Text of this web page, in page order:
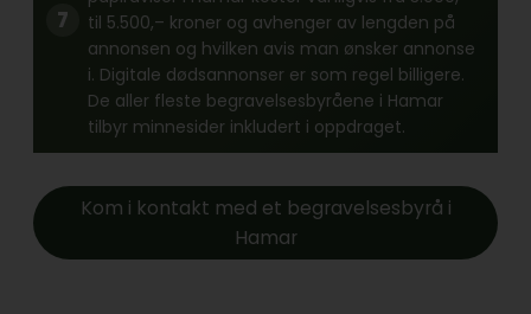
til 5.500,– kroner og avhenger av lengden på
annonsen og hvilken avis man ønsker annonse
i. Digitale dødsannonser er som regel billigere.
De aller fleste begravelsesbyråene i Hamar
tilbyr minnesider inkludert i oppdraget.
Kom i kontakt med et begravelsesbyrå i
Hamar